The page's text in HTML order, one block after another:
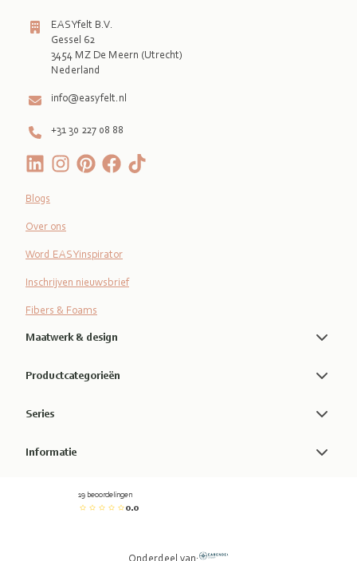
EASYfelt B.V.
Gessel 62
3454 MZ De Meern (Utrecht)
Nederland
info@easyfelt.nl
+31 30 227 08 88
Blogs
Over ons
Word EASYinspirator
Inschrijven nieuwsbrief
Fibers & Foams
Maatwerk & design
Productcategorieën
Series
Informatie
19 beoordelingen
0.0
Onderdeel van: